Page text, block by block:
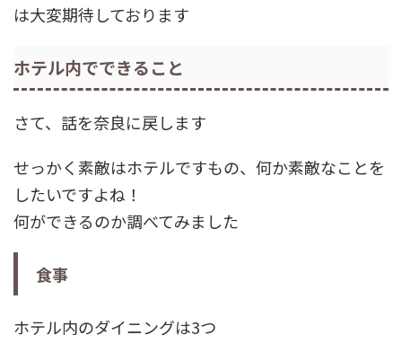
は大変期待しております
ホテル内でできること
さて、話を奈良に戻します
せっかく素敵はホテルですもの、何か素敵なことを
したいですよね！
何ができるのか調べてみました
食事
ホテル内のダイニングは3つ